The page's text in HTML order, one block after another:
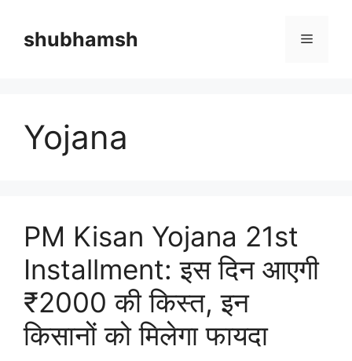
contentshubhamsh Menu
Yojana
PM Kisan Yojana 21st
Installment: इस दिन आएगी
₹2000 की किस्त, इन
किसानों को मिलेगा फायदा